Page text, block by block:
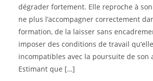
dégrader fortement. Elle reproche à
ne plus l’accompagner correctement
formation, de la laisser sans
imposer des conditions de travail
incompatibles avec la poursuite de son
Estimant que […]